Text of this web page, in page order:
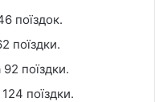
поїздок.
поїздки.
поїздки.
поїздки.